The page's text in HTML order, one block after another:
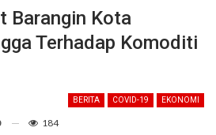
Barangin Kota
Terhadap Komoditi
BERITA COVID-19 EKONOMI
184